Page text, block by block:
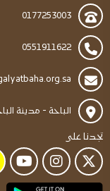
0177253003
0551911622
الباحة - مدينة
تجدنا على